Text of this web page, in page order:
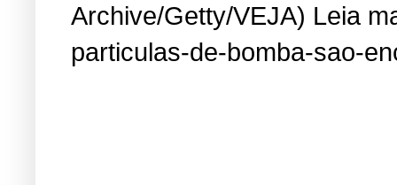
Archive/Getty/VEJA) Leia
particulas-de-bomba-sao-